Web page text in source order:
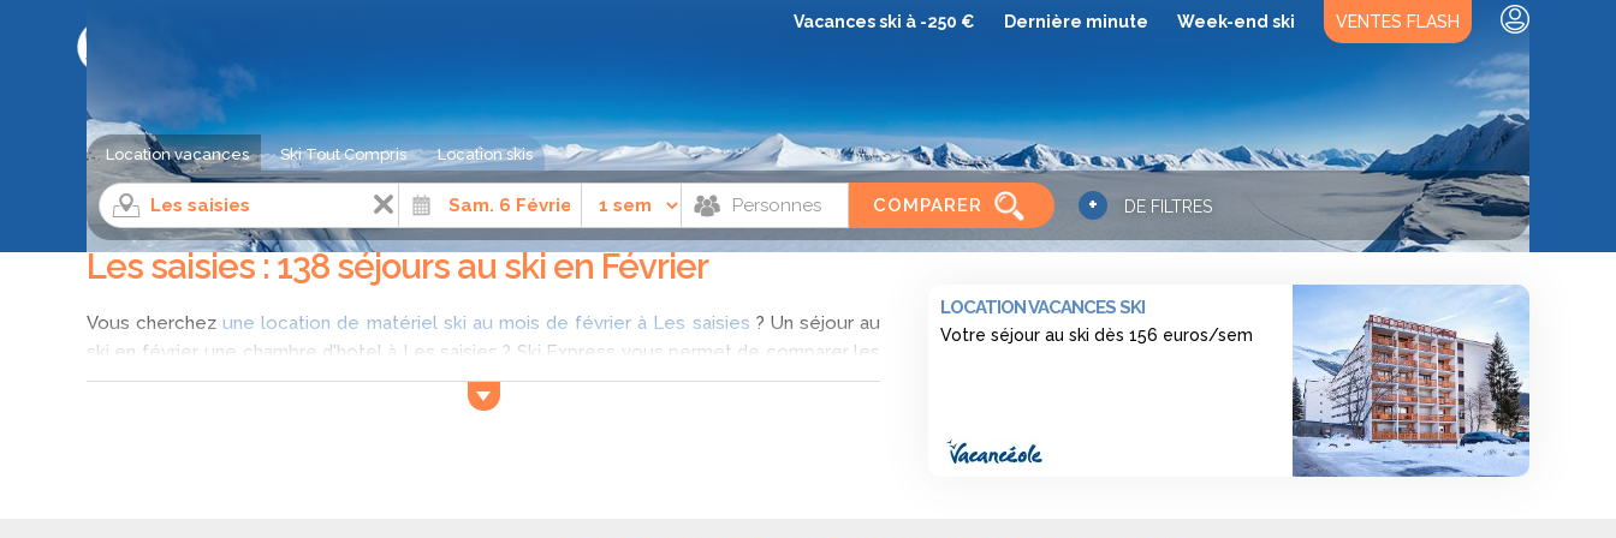
LE COMPARATEUR DE SÉJOUR AU SKI
Vacances ski à -250 € Dernière minute Week-end ski VENTES FLASH
Location vacances Ski Tout Compris Location skis
COMPARER + DE FILTRES
Séjour ski Alpes du Nord Savoie Les saisies Février
Les saisies : 138 séjours au ski en Février
Vous cherchezune location de matériel ski au mois de février à Les saisies ? Un séjour au
ski en février, une chambre d'hotel à Les saisies ? Ski Express vous permet de comparer les
offres pour un séjour ski à Les saisies au mois de février et identifiez parmi la sélection qui
est le moins cher lors de votre séjour à Les saisies pour un séjour au ski tout compris au
LOCATION VACANCES SKI
Votre séjour au ski dès 156 euros/sem